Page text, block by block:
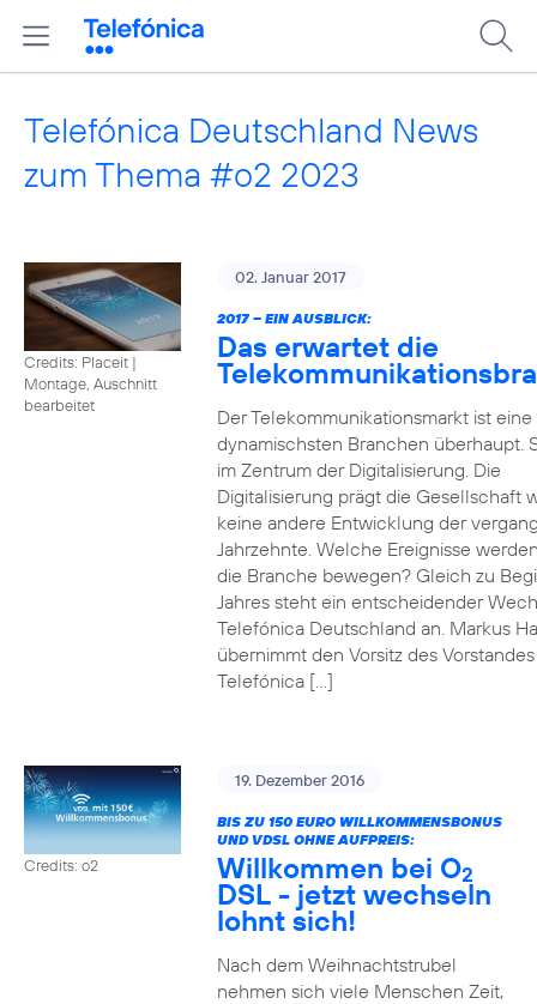
Telefónica Deutschland News
zum Thema #o2 2023
Credits: Placeit |
Montage, Auschnitt
bearbeitet
02. Januar 2017
2017 – EIN AUSBLICK:
Das erwartet die
Der Telekommunikationsmarkt ist eine
dynamischsten Branchen überhaupt.
im Zentrum der Digitalisierung. Die
Digitalisierung prägt die Gesellschaft
keine andere Entwicklung der
Jahrzehnte. Welche Ereignisse
die Branche bewegen? Gleich zu
Jahres steht ein entscheidender
Telefónica Deutschland an. Markus
übernimmt den Vorsitz des
Telefónica […]
Credits: o2
19. Dezember 2016
BIS ZU 150 EURO WILLKOMMENSBONUS
UND VDSL OHNE AUFPREIS:
Willkommen bei O2
DSL - jetzt wechseln
lohnt sich!
Nach dem Weihnachtstrubel
nehmen sich viele Menschen Zeit,